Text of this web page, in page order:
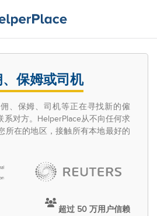
保姆或司机
、保姆、司机等正在寻找新的僱
系对方。HelperPlace从不向任何求
所在的地区，接触所有本地最好的
超过 50 万用户信赖